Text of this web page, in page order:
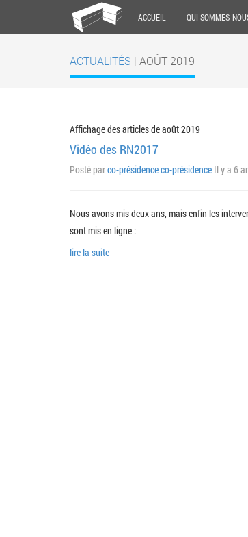
ACCUEIL QUI SOMMES-
ACTUALITÉS | AOÛT 2019
Affichage des articles de août 2019
Vidéo des RN2017
Posté parco-présidence co-présidence Il y a 6
Nous avons mis deux ans, mais enfin les
sont mis en ligne :
lire la suite